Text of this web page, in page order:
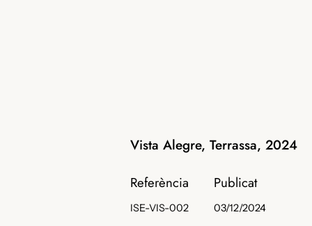
Vista Alegre, Terrassa, 2024
Referència
ISE-VIS-002
Publicat
03/12/2024